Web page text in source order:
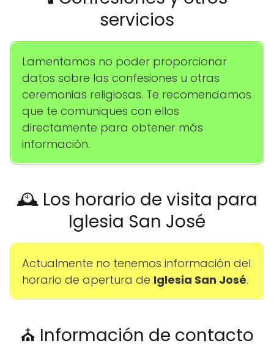
servicios
Lamentamos no poder proporcionar
datos sobre las confesiones u otras
ceremonias religiosas. Te recomendamos
que te comuniques con ellos
directamente para obtener más
información.
🕰️ Los horario de visita para
Iglesia San José
Actualmente no tenemos información del
horario de apertura de Iglesia San José.
⛪ Información de contacto